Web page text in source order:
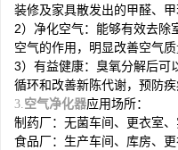
装修及家具散发出的甲醛、
2） 净化空气：能够有效去除
空气的作用，明显改善空气
3） 有益健康：臭氧分解后可
循环和改善新陈代谢，预防疾
3.空气净化器应用场所：
制药厂：无菌车间、更衣室、
食品厂：生产车间、库房、更